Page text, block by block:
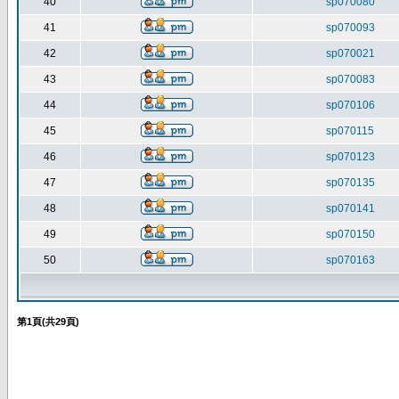
41 sp070093
42 sp070021
43 sp070083
44 sp070106
45 sp070115
46 sp070123
47 sp070135
48 sp070141
49 sp070150
50 sp070163
第1頁(共29頁)